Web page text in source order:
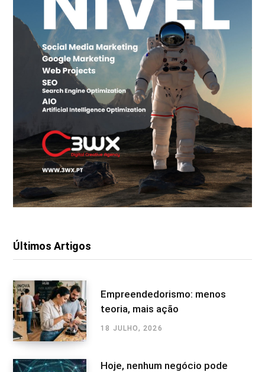
Últimos Artigos
Empreendedorismo: menos
teoria, mais ação
18 JULHO, 2026
Hoje, nenhum negócio pode